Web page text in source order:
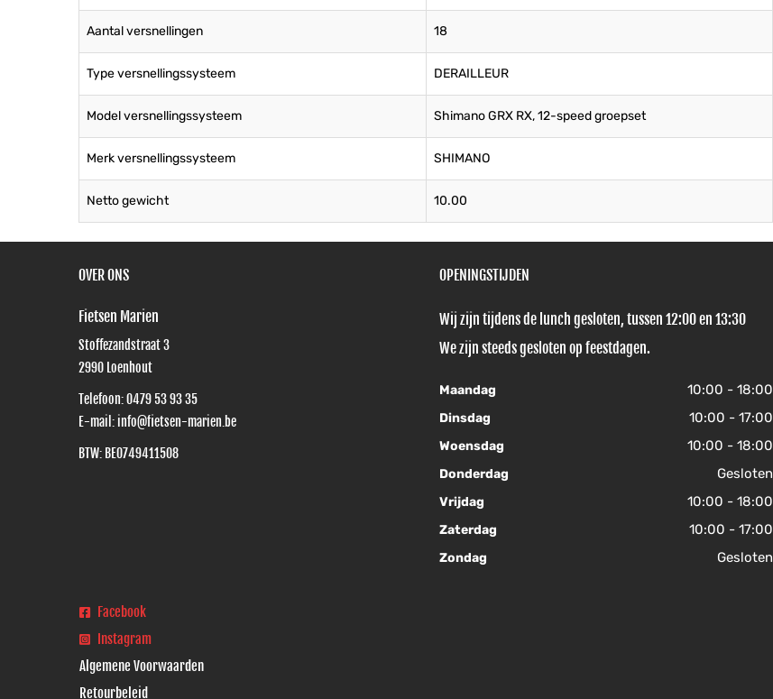
Aantal versnellingen 18
Type versnellingssysteem DERAILLEUR
Model versnellingssysteem Shimano GRX RX, 12-speed groepset
Merk versnellingssysteem SHIMANO
Netto gewicht 10.00
OVER ONS
Fietsen Marien
Stoffezandstraat 3
2990 Loenhout
Telefoon:0479 53 93 35
E-mail: info@fietsen-marien.be
BTW: BE0749411508
OPENINGSTIJDEN
Wij zijn tijdens de lunch gesloten, tussen 12:00 en 13:30
We zijn steeds gesloten op feestdagen.
Maandag 10:00 - 18:00
Dinsdag 10:00 - 17:00
Woensdag 10:00 - 18:00
Donderdag Gesloten
Vrijdag 10:00 - 18:00
Zaterdag 10:00 - 17:00
Zondag Gesloten
Facebook
Instagram
Algemene Voorwaarden
Retourbeleid